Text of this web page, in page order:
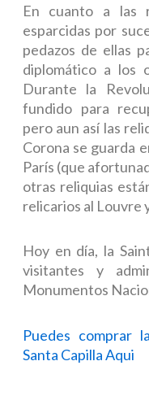
En cuanto a las
esparcidas por
pedazos de ellas
diplomático a los
Durante la
fundido para
pero aun así las
Corona se guarda
París (que
otras reliquias
relicarios al Louvre
Hoy en día, la
visitantes y
Monumentos
Puedes comprar
Santa Capilla Aqui